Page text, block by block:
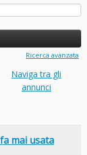
Ricerca avanzata
Naviga tra gli
annunci
mai usata